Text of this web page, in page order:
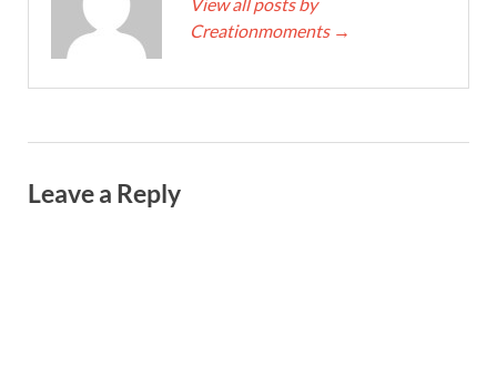
Creationmoments →
Leave a Reply